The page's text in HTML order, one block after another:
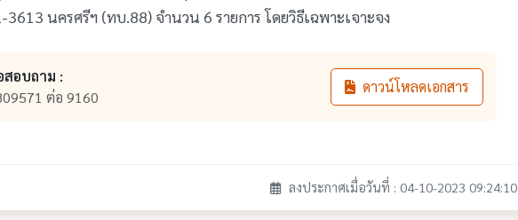
นครศรีฯ (ทบ.88) จำนวน 6 รายการ โดยวิธีเฉพาะเจาะจง
สอบถาม :
ต่อ 9160
ดาวน์โหลดเอกสาร
ลงประกาศเมื่อวันที่ : 04-10-2023 09:24:10